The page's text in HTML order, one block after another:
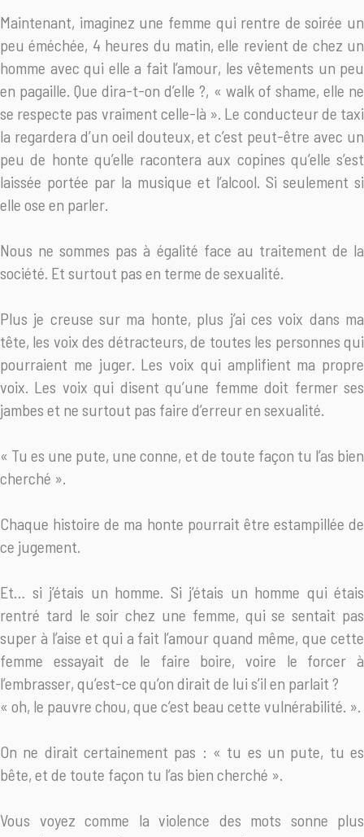
Maintenant, imaginez une femme qui rentre de soirée un
peu éméchée, 4 heures du matin, elle revient de chez un
homme avec qui elle a fait l’amour, les vêtements un peu
en pagaille. Que dira-t-on d’elle ?, « walk of shame, elle ne
se respecte pas vraiment celle-là ». Le conducteur de taxi
la regardera d’un oeil douteux, et c’est peut-être avec un
peu de honte qu’elle racontera aux copines qu’elle s’est
laissée portée par la musique et l’alcool. Si seulement si
elle ose en parler.
Nous ne sommes pas à égalité face au traitement de la
société. Et surtout pas en terme de sexualité.
Plus je creuse sur ma honte, plus j’ai ces voix dans ma
tête, les voix des détracteurs, de toutes les personnes qui
pourraient me juger. Les voix qui amplifient ma propre
voix. Les voix qui disent qu’une femme doit fermer ses
jambes et ne surtout pas faire d’erreur en sexualité.
« Tu es une pute, une conne, et de toute façon tu l’as bien
cherché ».
Chaque histoire de ma honte pourrait être estampillée de
ce jugement.
Et… si j’étais un homme. Si j’étais un homme qui étais
rentré tard le soir chez une femme, qui se sentait pas
super à l’aise et qui a fait l’amour quand même, que cette
femme essayait de le faire boire, voire le forcer à
l’embrasser, qu’est-ce qu’on dirait de lui s’il en parlait ?
« oh, le pauvre chou, que c’est beau cette vulnérabilité. ».
On ne dirait certainement pas : « tu es un pute, tu es
bête, et de toute façon tu l’as bien cherché ».
Vous voyez comme la violence des mots sonne plus